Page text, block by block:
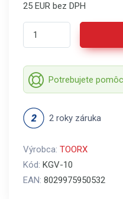
25 EUR bez DPH
Potrebujete
2 roky záruka
Výrobca: TOORX
Kód: KGV-10
EAN: 8029975950532